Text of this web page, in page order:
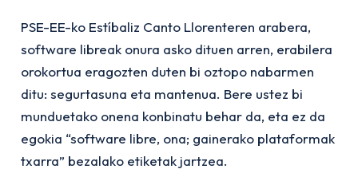
PSE-EE-ko Estíbaliz Canto Llorenteren arabera,
software libreak onura asko dituen arren, erabilera
orokortua eragozten duten bi oztopo nabarmen
ditu: segurtasuna eta mantenua. Bere ustez bi
munduetako onena konbinatu behar da, eta ez da
egokia “software libre, ona; gainerako plataformak
txarra” bezalako etiketak jartzea.